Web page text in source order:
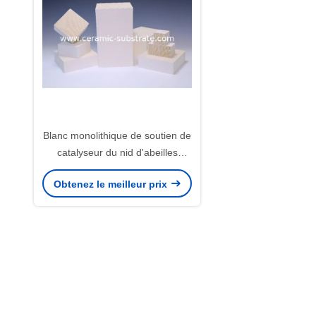
Blanc monolithique de soutien de
catalyseur du nid d'abeilles
Al2O3 pour le COV industriel
Obtenez le meilleur prix